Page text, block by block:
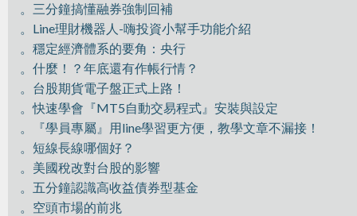
。三分鐘搞懂融券強制回補
。Line理財機器人-嗨投資小幫手功能介紹
。穩定經濟體系的要角：央行
。什麼！？年底還有作帳行情？
。台股期貨電子盤正式上路！
。快速學會『MT5自動交易程式』安裝與設定
。『學員專屬』用line學習更方便，教學文章不漏接！
。短線長線哪個好？
。美國稅改對台股的影響
。五分鐘認識高收益債券型基金
。空頭市場的前兆